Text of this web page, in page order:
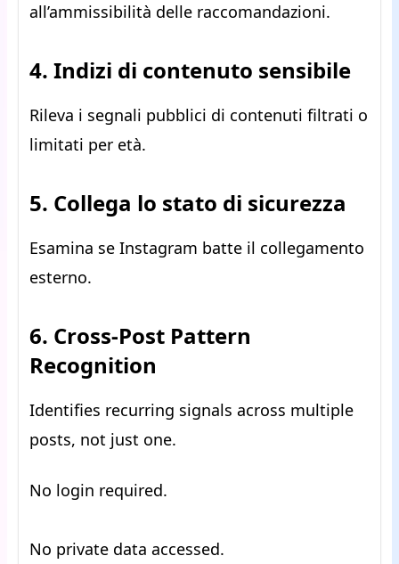
all’ammissibilità delle raccomandazioni.
4. Indizi di contenuto sensibile
Rileva i segnali pubblici di contenuti filtrati o
limitati per età.
5. Collega lo stato di sicurezza
Esamina se Instagram batte il collegamento
esterno.
6. Cross-Post Pattern
Recognition
Identifies recurring signals across multiple
posts, not just one.
No login required.
No private data accessed.